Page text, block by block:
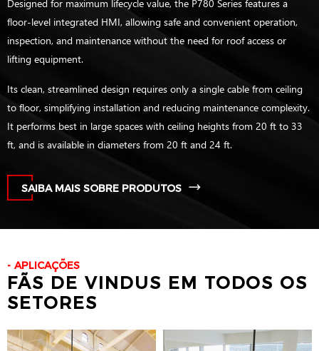
floor-level integrated HMI, allowing safe and convenient operation,
inspection, and maintenance without the need for roof access or
lifting equipment.
Its clean, streamlined design requires only a single cable from ceiling
to floor, simplifying installation and reducing maintenance complexity.
It performs best in large spaces with ceiling heights from 20 ft to 33
ft, and is available in diameters from 20 ft and 24 ft.
SAIBA MAIS SOBRE PRODUTOS
APLICAÇÕES
FÃS DE VINDUS EM TODOS OS
SETORES